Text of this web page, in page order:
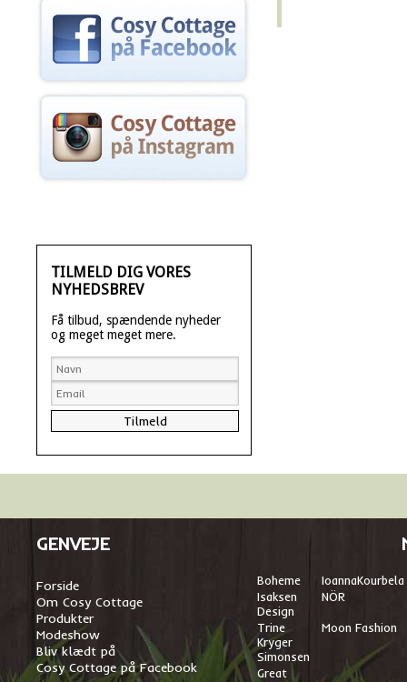
TILMELD DIG VORES
NYHEDSBREV
Få tilbud, spændende nyheder
og meget meget mere.
GENVEJE
Forside
Om Cosy Cottage
Produkter
Modeshow
Bliv klædt på
Cosy Cottage på Facebook
Boheme IoannaKourbela
Isaksen
Design
NÖR
Trine
Kryger
Simonsen
Moon Fashion
Great